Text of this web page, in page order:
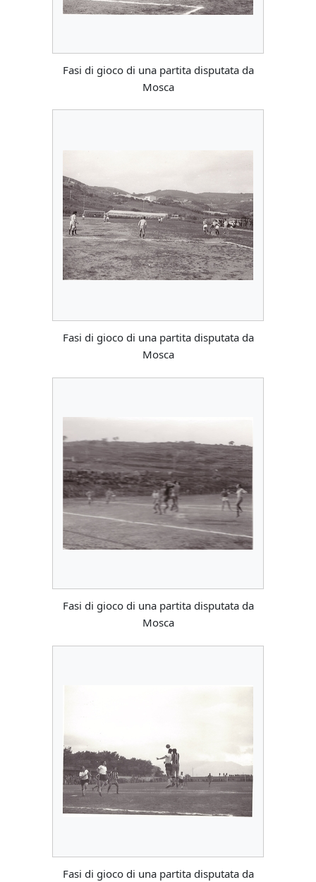
Fasi di gioco di una partita disputata da
Mosca
Fasi di gioco di una partita disputata da
Mosca
Fasi di gioco di una partita disputata da
Mosca
Fasi di gioco di una partita disputata da